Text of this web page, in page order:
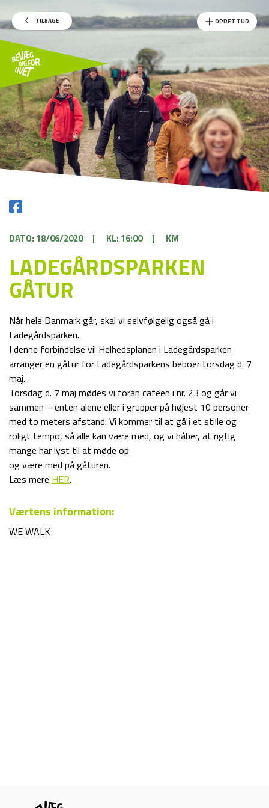
TILBAGE OPRET TUR
DATO: 18/06/2020 | KL: 16:00 | KM
LADEGÅRDSPARKEN
GÅTUR
Når hele Danmark går, skal vi selvfølgelig også gå i
Ladegårdsparken.
I denne forbindelse vil Helhedsplanen i Ladegårdsparken
arranger en gåtur for Ladegårdsparkens beboer torsdag d. 7
maj.
Torsdag d. 7 maj mødes vi foran cafeen i nr. 23 og går vi
sammen – enten alene eller i grupper på højest 10 personer
med to meters afstand. Vi kommer til at gå i et stille og
roligt tempo, så alle kan være med, og vi håber, at rigtig
mange har lyst til at møde op
og være med på gåturen.
Læs mere HER.
Værtens information:
WE WALK